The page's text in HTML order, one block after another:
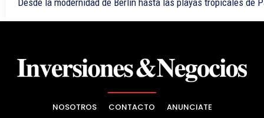
Desde la modernidad de Berlín hasta las playas tropicales de
NOSOTROS CONTACTO ANUNCIATE